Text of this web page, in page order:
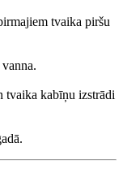
tvaika piršu
tvaika kabīņu izstrādi